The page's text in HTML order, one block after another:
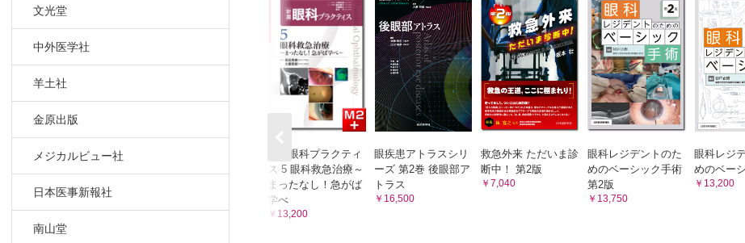
文光堂
中外医学社
羊土社
金原出版
メジカルビュー社
日本医事新報社
南山堂
原発閉塞隅角緑内障 （酒井 寛）
発達緑内障 （齋藤代志明）
続発開放隅角緑内障 （高瀬 博）
ステロイド緑内障 （稲谷 大）
落屑緑内障 （久保田敏昭）
血管新生緑内障 （三木篤也）
続発閉塞隅角緑内障 （廣岡一行）
悪性緑内障 （結城賢弥）
外傷性緑内障 （本庄 恵）
CQ 見かけ上の高眼圧を鑑別するには，どのようにすればよいのでしょうか? （菅野
CQ 狭隅角なのですが，どの病型か診断するにはどうしたらよいでしょうか? （栗本
新篇眼科プラクティ
ス 5 眼科救急治療～
まったなし！急がば
学べ
￥13,200
眼疾患アトラスシリ
ーズ 第2巻 後眼部ア
トラス
￥16,500
救急外来 ただいま診
断中！ 第2版
￥7,040
眼科レジデントのた
めのベーシック手術
第2版
￥13,750
眼科レジ
めのベー
￥13,200